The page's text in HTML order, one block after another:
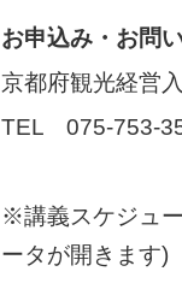
お申込み・お問
京都府観光経営
TEL 075-753-
※講義スケジュ
ータが開きます)